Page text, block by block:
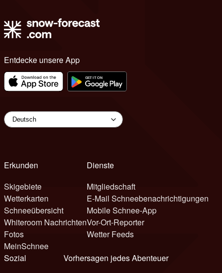
Entdecke unsere App
Erkunden
Skigebiete
Wetterkarten
Schneeübersicht
Whiteroom Nachrichten
Fotos
MeinSchnee
Dienste
Mitgliedschaft
E-Mail Schneebenachrichtigungen
Mobile Schnee-App
Vor-Ort-Reporter
Wetter Feeds
Sozial
Vorhersagen jedes Abenteuer